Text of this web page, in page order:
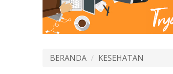
BERANDA KESEHATAN